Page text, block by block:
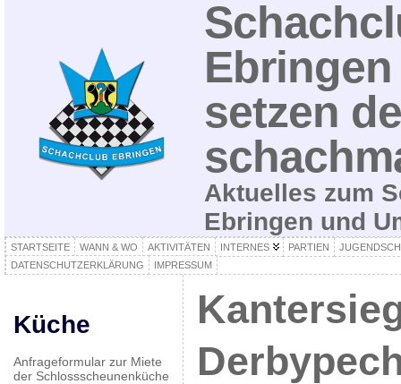
setzen
Aktuelles zum
Ebringen und
STARTSEITE WANN & WO AKTIVITÄTEN INTERNES PARTIEN
DATENSCHUTZERKLÄRUNG
IMPRESSUM
Küche
Anfrageformular zur Miete
der Schlossscheunenküche